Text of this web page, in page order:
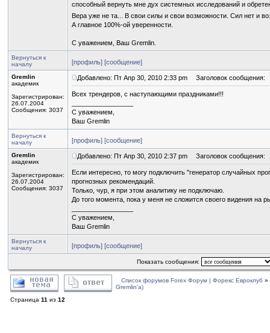
способный вернуть мне дух системных исследований и
Вера уже не та... В свои силы и свои возможности. Сил нет и
А главное 100%-ой уверенности.
С уважением, Ваш Gremlin.
Вернуться к
началу
[профиль] [сообщение]
Gremlin
академик
Зарегистрирован:
26.07.2004
Сообщения: 3037
Добавлено: Пт Апр 30, 2010 2:33 pm Заголовок сообщения:
Всех трендеров, с наступающими праздниками!!!
С уважением,
Ваш Gremlin
Вернуться к
началу
[профиль] [сообщение]
Gremlin
академик
Зарегистрирован:
26.07.2004
Сообщения: 3037
Добавлено: Пт Апр 30, 2010 2:37 pm Заголовок сообщения:
Если интересно, то могу подключить "генератор случайных
прогнозных рекомендаций.
Только, чур, я при этом аналитику не подключаю.
До того момента, пока у меня не сложится своего видения на
С уважением,
Ваш Gremlin
Вернуться к
началу
[профиль] [сообщение]
Показать сообщения:
Список форумов Forex Форум | Форекс Евроклуб »
Gremlin'a)
Страница 11 из 12